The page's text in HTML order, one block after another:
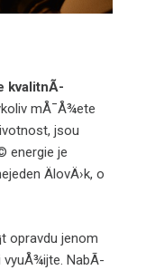
kvalitnÃ­
mÅ¯Å¾ete
jsou
energie je
ÄlovÄ›k, o
opravdu jenom
vyuÅ¾ijte. NabÃ­